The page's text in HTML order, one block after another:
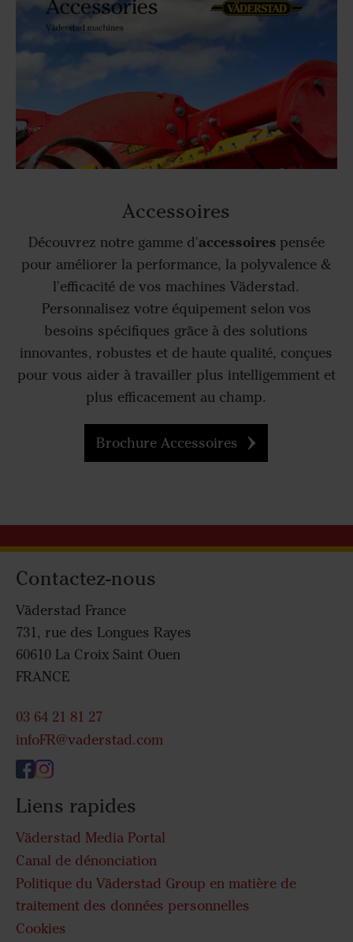
Accessoires
Découvrez notre gamme d'accessoirespensée
pour améliorer la performance, la polyvalence &
l'efficacité de vos machines Väderstad.
Personnalisez votre équipement selon vos
besoins spécifiques grâce à des solutions
innovantes, robustes et de haute qualité, conçues
pour vous aider à travailler plus intelligemment et
plus efficacement au champ.
Brochure Accessoires
Contactez-nous
Väderstad France
731, rue des Longues Rayes
60610 La Croix Saint Ouen
FRANCE
03 64 21 81 27
infoFR@vaderstad.com
Liens rapides
Väderstad Media Portal
Canal de dénonciation
Politique du Väderstad Group en matière de
traitement des données personnelles
Cookies